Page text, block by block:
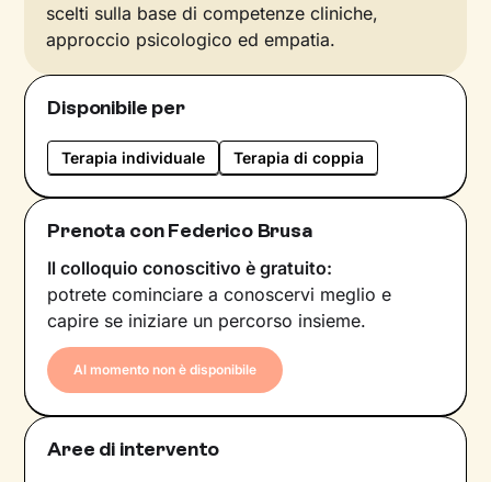
scelti sulla base di competenze cliniche,
approccio psicologico ed empatia.
Disponibile per
Terapia individuale Terapia di coppia
Prenota con Federico Brusa
Il colloquio conoscitivo è gratuito:
potrete cominciare a conoscervi meglio e
capire se iniziare un percorso insieme.
Al momento non è disponibile
Aree di intervento